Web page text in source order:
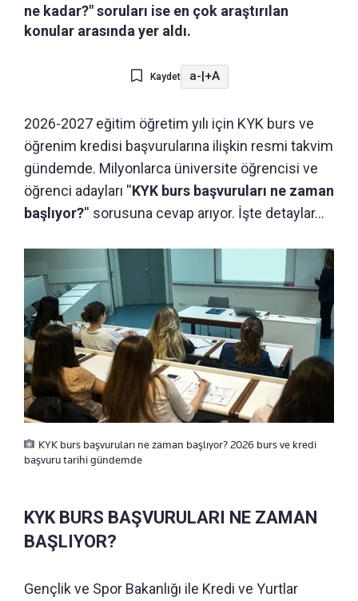
ne kadar?" soruları ise en çok araştırılan
konular arasında yer aldı.
Kaydet a- +A
2026-2027 eğitim öğretim yılı için KYK burs ve
öğrenim kredisi başvurularına ilişkin resmi takvim
gündemde. Milyonlarca üniversite öğrencisi ve
öğrenci adayları ''KYK burs başvuruları ne zaman
başlıyor?'' sorusuna cevap arıyor. İşte detaylar...
KYK burs başvuruları ne zaman başlıyor? 2026 burs ve kredi
başvuru tarihi gündemde
KYK BURS BAŞVURULARI NE ZAMAN
BAŞLIYOR?
Gençlik ve Spor Bakanlığı ile Kredi ve Yurtlar